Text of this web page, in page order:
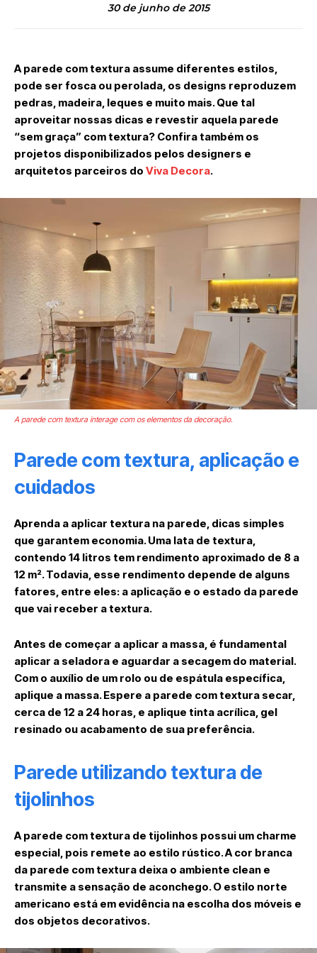
30 de junho de 2015
A parede com textura assume diferentes estilos,
pode ser fosca ou perolada, os designs reproduzem
pedras, madeira, leques e muito mais. Que tal
aproveitar nossas dicas e revestir aquela parede
“sem graça” com textura? Confira também os
projetos disponibilizados pelos designers e
arquitetos parceiros do Viva Decora.
A parede com textura interage com os elementos da decoração.
Parede com textura, aplicação e
cuidados
Aprenda a aplicar textura na parede, dicas simples
que garantem economia. Uma lata de textura,
contendo 14 litros tem rendimento aproximado de 8 a
12 m². Todavia, esse rendimento depende de alguns
fatores, entre eles: a aplicação e o estado da parede
que vai receber a textura.
Antes de começar a aplicar a massa, é fundamental
aplicar a seladora e aguardar a secagem do material.
Com o auxílio de um rolo ou de espátula específica,
aplique a massa. Espere a parede com textura secar,
cerca de 12 a 24 horas, e aplique tinta acrílica, gel
resinado ou acabamento de sua preferência.
Parede utilizando textura de
tijolinhos
A parede com textura de tijolinhos possui um charme
especial, pois remete ao estilo rústico. A cor branca
da parede com textura deixa o ambiente clean e
transmite a sensação de aconchego. O estilo norte
americano está em evidência na escolha dos móveis e
dos objetos decorativos.